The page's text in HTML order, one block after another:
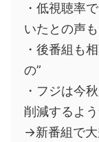
・低視聴率
いたとの声も
・後番組も
の”
・フジは今
削減するよ
→新番組で大